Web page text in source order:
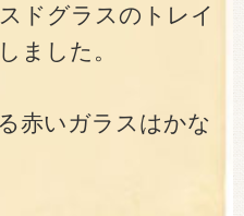
ドグラスのトレイ
ました。
赤いガラスはかな